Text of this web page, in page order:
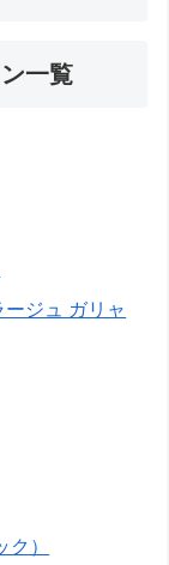
一覧
ジュ ガリャ
）